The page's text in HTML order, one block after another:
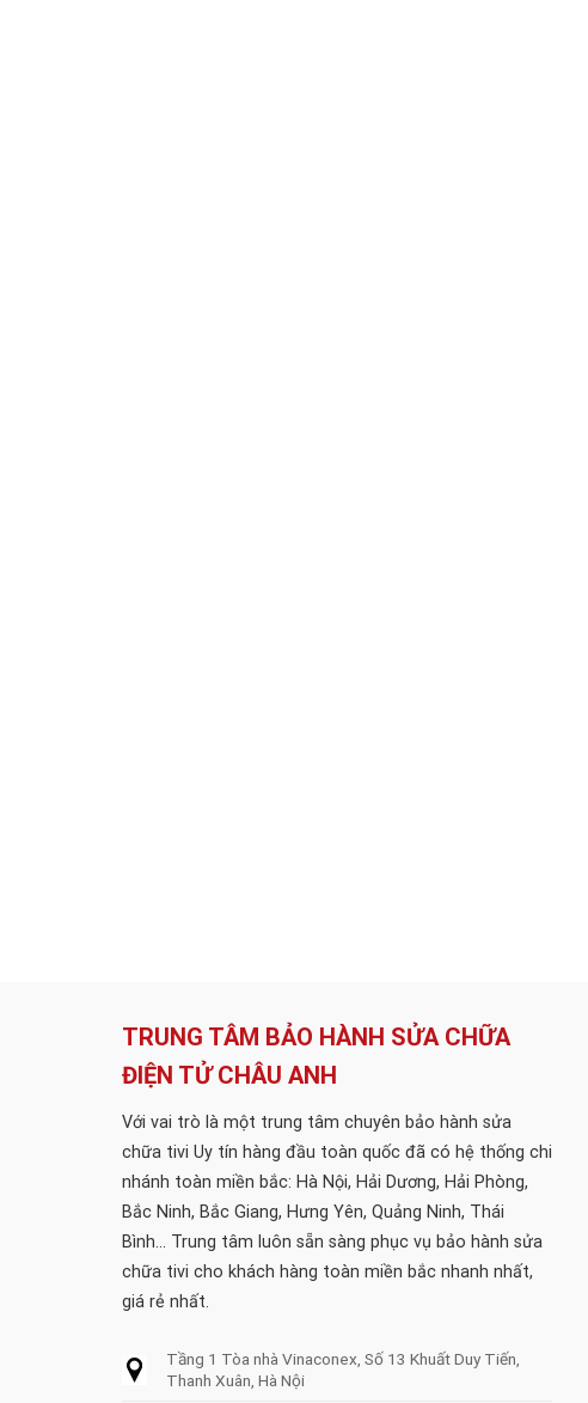
TRUNG TÂM BẢO HÀNH SỬA CHỮA
ĐIỆN TỬ CHÂU ANH
Với vai trò là một trung tâm chuyên bảo hành sửa
chữa tivi Uy tín hàng đầu toàn quốc đã có hệ thống chi
nhánh toàn miền bắc: Hà Nội, Hải Dương, Hải Phòng,
Bắc Ninh, Bắc Giang, Hưng Yên, Quảng Ninh, Thái
Bình... Trung tâm luôn sẵn sàng phục vụ bảo hành sửa
chữa tivi cho khách hàng toàn miền bắc nhanh nhất,
giá rẻ nhất.
Tầng 1 Tòa nhà Vinaconex, Số 13 Khuất Duy Tiến,
Thanh Xuân, Hà Nội